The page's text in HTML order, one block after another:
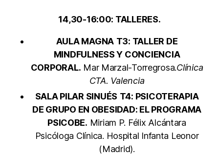
14,30-16:00: TALLERES.
AULA MAGNA T3: TALLER DE
MINDFULNESS Y CONCIENCIA
CORPORAL. Mar Marzal-Torregrosa.Clínica
CTA. Valencia
SALA PILAR SINUÉS T4: PSICOTERAPIA
DE GRUPO EN OBESIDAD: EL PROGRAMA
PSICOBE. Miriam P. Félix Alcántara
Psicóloga Clínica. Hospital Infanta Leonor
(Madrid).